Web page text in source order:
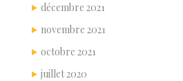
décembre 2021
novembre 2021
octobre 2021
juillet 2020